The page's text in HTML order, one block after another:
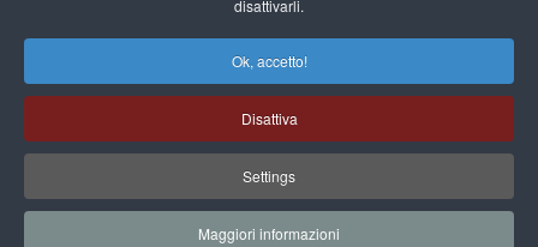
disattivarli.
Ok, accetto!
Disattiva
Settings
Maggiori informazioni
L’AI Content Generator permette di trasformare i contenuti
aziendali in percorsi formativi da un documento Pdf